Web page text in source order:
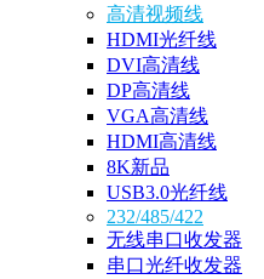
高清视频线
HDMI光纤线
DVI高清线
DP高清线
VGA高清线
HDMI高清线
8K新品
USB3.0光纤线
232/485/422
无线串口收发器
串口光纤收发器